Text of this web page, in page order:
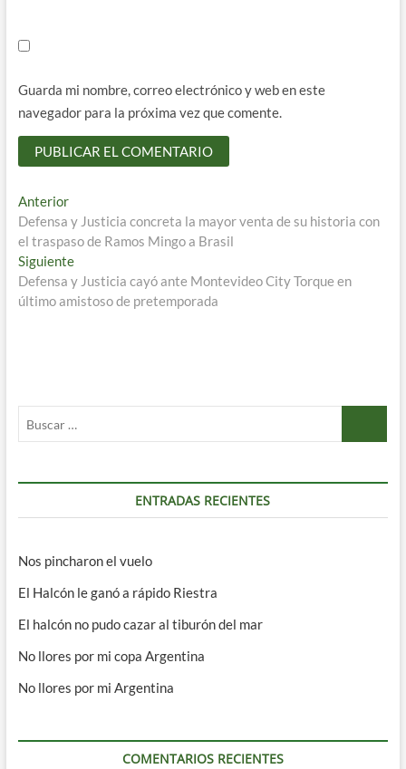
Guarda mi nombre, correo electrónico y web en este
navegador para la próxima vez que comente.
Navegación
de
entradas
AnteriorEntrada
anterior:
Defensa y Justicia concreta la mayor venta de su historia con
el traspaso de Ramos Mingo a Brasil
SiguienteEntrada
siguiente:
Defensa y Justicia cayó ante Montevideo City Torque en
último amistoso de pretemporada
ENTRADAS RECIENTES
Nos pincharon el vuelo
El Halcón le ganó a rápido Riestra
El halcón no pudo cazar al tiburón del mar
No llores por mi copa Argentina
No llores por mi Argentina
COMENTARIOS RECIENTES